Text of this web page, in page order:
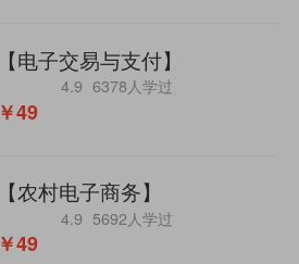
【电子交易与支付】
4.9 6378人学过
￥49
【农村电子商务】
4.9 5692人学过
￥49